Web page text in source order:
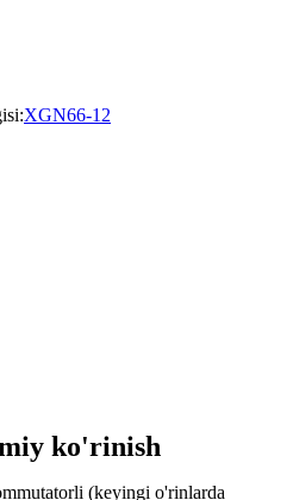
XGN66-12
ko'rinish
(keyingi o'rinlarda